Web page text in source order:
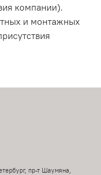
компании).
и монтажных
пр-т Шаумяна,